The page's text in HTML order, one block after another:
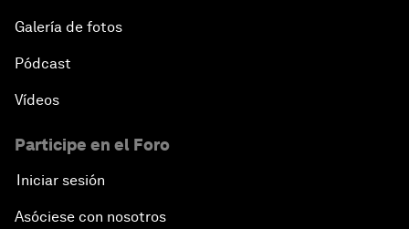
Galería de fotos
Pódcast
Vídeos
Participe en el Foro
Iniciar sesión
Asóciese con nosotros